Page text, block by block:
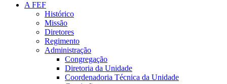
A FEF
Histórico
Missão
Diretores
Regimento
Administração
Congregação
Diretoria da Unidade
Coordenadoria Técnica da Unidade